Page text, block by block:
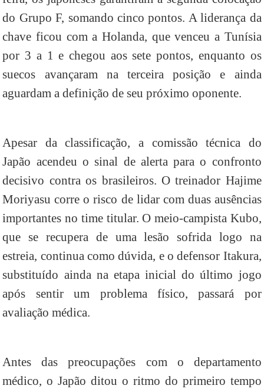
do Grupo F, somando cinco pontos. A liderança da
chave ficou com a Holanda, que venceu a Tunísia
por 3 a 1 e chegou aos sete pontos, enquanto os
suecos avançaram na terceira posição e ainda
aguardam a definição de seu próximo oponente.
Apesar da classificação, a comissão técnica do
Japão acendeu o sinal de alerta para o confronto
decisivo contra os brasileiros. O treinador Hajime
Moriyasu corre o risco de lidar com duas ausências
importantes no time titular. O meio-campista Kubo,
que se recupera de uma lesão sofrida logo na
estreia, continua como dúvida, e o defensor Itakura,
substituído ainda na etapa inicial do último jogo
após sentir um problema físico, passará por
avaliação médica.
Antes das preocupações com o departamento
médico, o Japão ditou o ritmo do primeiro tempo